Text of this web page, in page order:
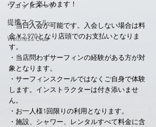
ウェットスーツ
提携スクール
Wellness Club
フィンを楽しめます！
・当日入会が可能です。入会しない場合は料
金￥2.970となり店頭でのお支払いとなりま
す。
・当店問わずサーフィンの経験がある方が対
象となります。
・サーフィンスクールではなくご自身で体験
します。インストラクターは付き添いませ
ん。
・お一人様1回限りの利用となります。
・施設、シャワー、レンタルすべて料金に含